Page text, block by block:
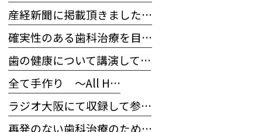
産経新聞に掲載頂きました…
確実性のある歯科治療を目…
歯の健康について講演して…
全て手作り 〜All H…
ラジオ大阪にて収録して参…
再発のない歯科治療のため…